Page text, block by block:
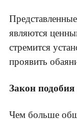
являются
стремится
проявить
Закон подобия
Чем больше